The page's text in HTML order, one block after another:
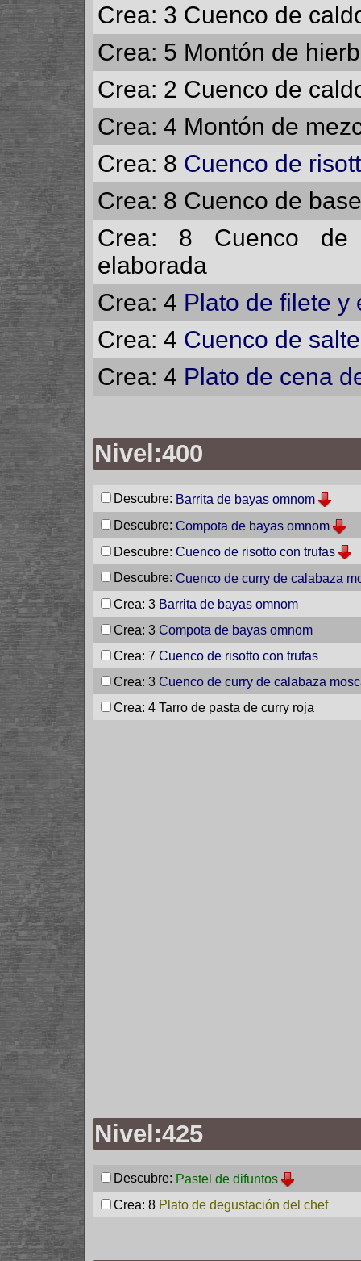
Crea: 3 Cuenco de
Crea: 5 Montón de
Crea: 2 Cuenco de
Crea: 4 Montón de
Crea: 8 Cuenco de
Crea: 8 Cuenco de
Crea: 8 Cuenco
elaborada
Crea: 4 Plato de filete y
Crea: 4 Cuenco de
Crea: 4 Plato de cena
Nivel:400
Descubre: Barrita de bayas omnom
Descubre: Compota de bayas omnom
Descubre: Cuenco de risotto con trufas
Descubre: Cuenco de curry de calabaza
Crea: 3 Barrita de bayas omnom
Crea: 3 Compota de bayas omnom
Crea: 7 Cuenco de risotto con trufas
Crea: 3 Cuenco de curry de calabaza
Crea: 4 Tarro de pasta de curry roja
Nivel:425
Descubre: Pastel de difuntos
Crea: 8 Plato de degustación del chef